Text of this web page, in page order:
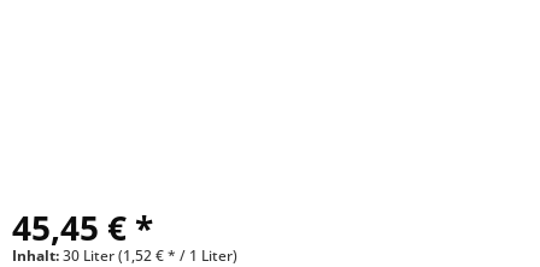
45,45 € *
Inhalt:30 Liter (1,52 € * / 1 Liter)